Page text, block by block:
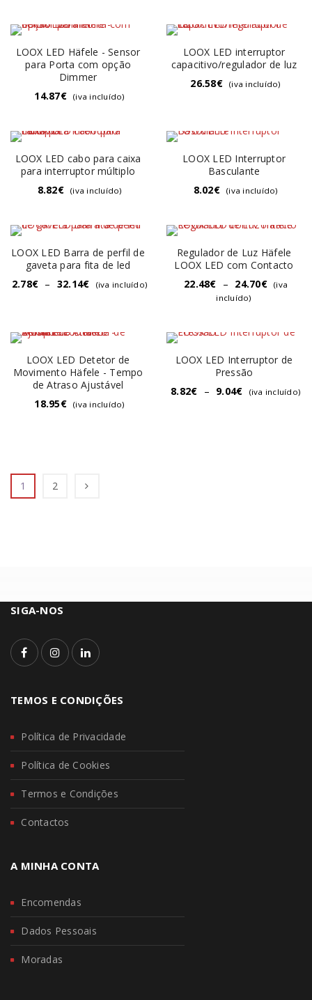
LOOX LED Häfele - Sensor
para Porta com opção
Dimmer
14.87€ (iva incluído)
LOOX LED interruptor
capacitivo/regulador de luz
26.58€ (iva incluído)
LOOX LED cabo para caixa
para interruptor múltiplo
8.82€ (iva incluído)
LOOX LED Interruptor
Basculante
8.02€ (iva incluído)
LOOX LED Barra de perfil de
gaveta para fita de led
2.78€ – 32.14€ (iva incluído)
Regulador de Luz Häfele
LOOX LED com Contacto
22.48€ – 24.70€
(iva
incluído)
LOOX LED Detetor de
Movimento Häfele - Tempo
de Atraso Ajustável
18.95€ (iva incluído)
LOOX LED Interruptor de
Pressão
8.82€ – 9.04€ (iva incluído)
1 2
SIGA-NOS
TEMOS E CONDIÇÕES
Política de Privacidade
Política de Cookies
Termos e Condições
Contactos
A MINHA CONTA
Encomendas
Dados Pessoais
Moradas